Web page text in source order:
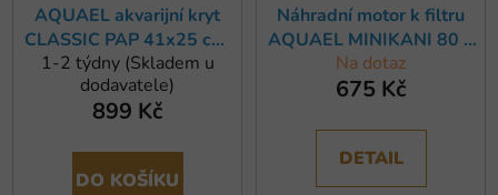
AQUAEL akvarijní kryt
CLASSIC PAP 41x25 cm,
černý
1-2 týdny (Skladem u
dodavatele)
899 Kč
DO KOŠÍKU
Náhradní motor k filtru
AQUAEL MINIKANI 80 a
120
Na dotaz
675 Kč
DETAIL